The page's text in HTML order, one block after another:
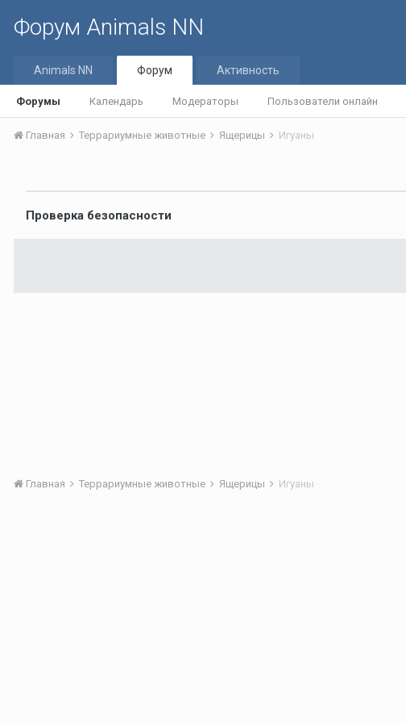
Форум Animals NN
Animals NN Форум
Форумы Календарь Модераторы Пользователи онлайн
Активность
Главная Террариумные животные Ящерицы Игуаны
Проверка безопасности
Главная Террариумные животные Ящерицы Игуаны